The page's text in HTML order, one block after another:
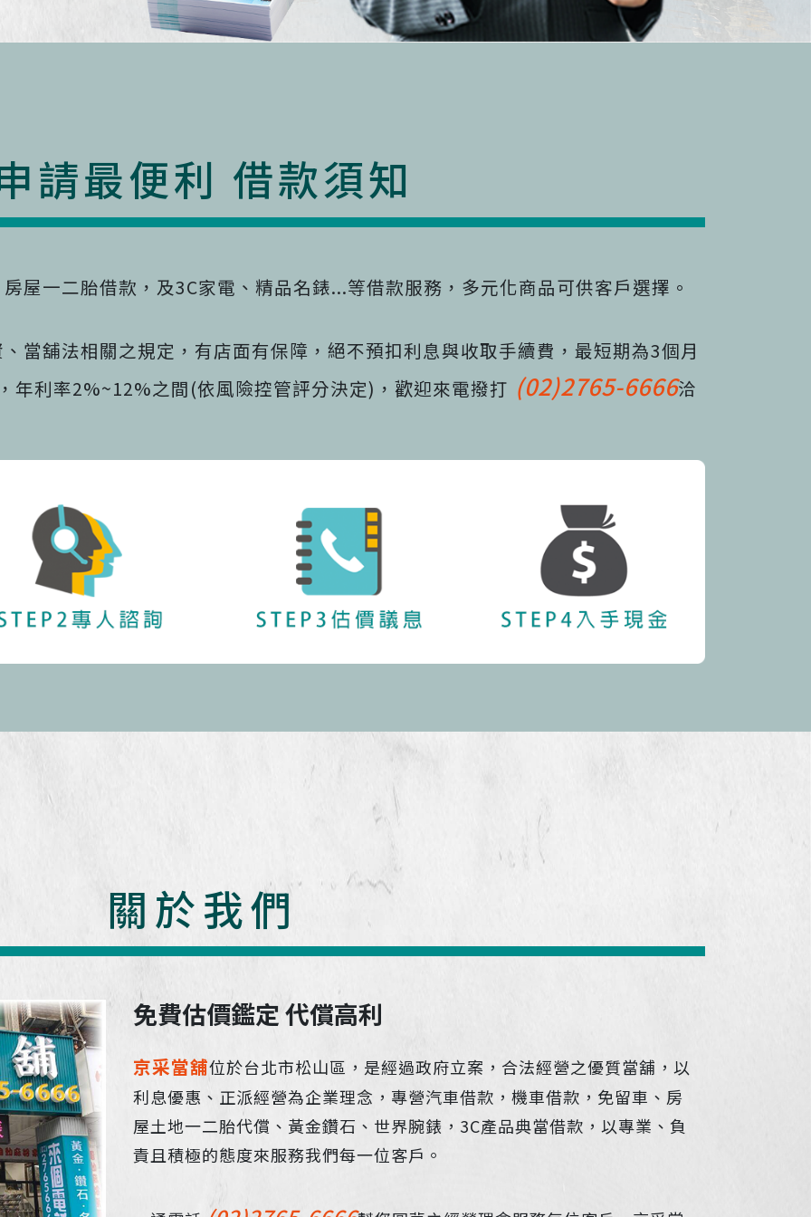
請最便利 借款須知
屋一二胎借款，及3C家電、精品名錶...等借款服務，多元化商品可供客戶選擇。
當舖法相關之規定，有店面有保障，絕不預扣利息與收取手續費，最短期為3個月
年利率2%~12%之間(依風險控管評分決定)，歡迎來電撥打 (02)2765-6666洽
關於我們
免費估價鑑定 代償高利
京采當舖位於台北市松山區，是經過政府立案，合法經營之優質當舖，以
利息優惠、正派經營為企業理念，專營汽車借款，機車借款，免留車、房
屋土地一二胎代償、黃金鑽石、世界腕錶，3C產品典當借款，以專業、負
責且積極的態度來服務我們每一位客戶。